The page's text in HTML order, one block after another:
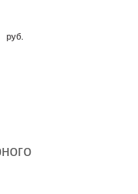
руб.